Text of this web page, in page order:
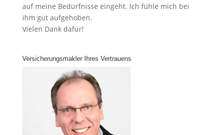
auf meine Bedürfnisse eingeht. Ich fühle mich bei
ihm gut aufgehoben.
Vielen Dank dafür!
Versicherungsmakler Ihres Vertrauens